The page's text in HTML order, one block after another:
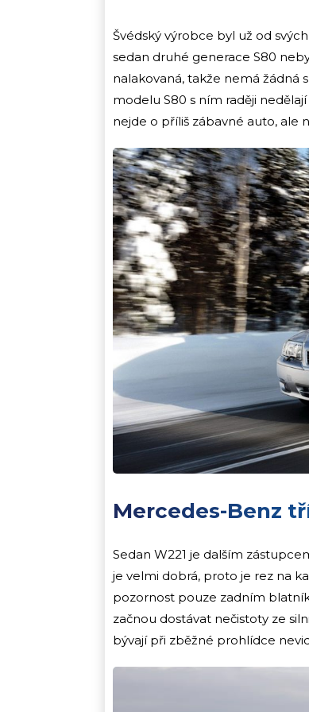
Švédský výrobce byl už od
sedan druhé generace S80
nalakovaná, takže nemá žádná
modelu S80 s ním raději
nejde o příliš zábavné auto, ale
Mercedes-Benz
Sedan W221 je dalším
je velmi dobrá, proto je rez na
pozornost pouze zadním
začnou dostávat nečistoty ze
bývají při zběžné prohlídce